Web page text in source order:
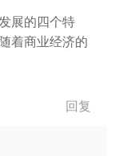
展的四个特
着商业经济的
回复